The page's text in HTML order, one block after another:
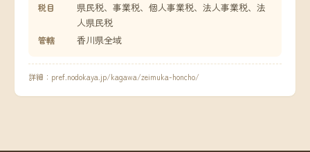
税目
県民税、事業税、個人事業税、法人事業税、法
人県民税
管轄 香川県全域
詳細： pref.nodokaya.jp/kagawa/zeimuka-honcho/